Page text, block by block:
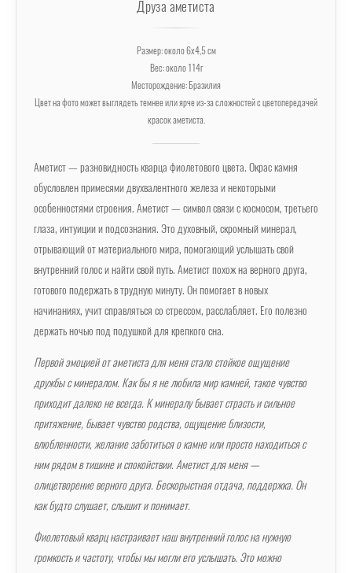
Друза аметиста
Размер: около 6х4,5 см
Вес: около 114г
Месторождение: Бразилия
Цвет на фото может выглядеть темнее или ярче из-за сложностей с цветопередачей
красок аметиста.
Аметист — разновидность кварца фиолетового цвета. Окрас камня
обусловлен примесями двухвалентного железа и некоторыми
особенностями строения. Аметист — символ связи с космосом, третьего
глаза, интуиции и подсознания. Это духовный, скромный минерал,
отрывающий от материального мира, помогающий услышать свой
внутренний голос и найти свой путь. Аметист похож на верного друга,
готового подержать в трудную минуту. Он помогает в новых
начинаниях, учит справляться со стрессом, расслабляет. Его полезно
держать ночью под подушкой для крепкого сна.
Первой эмоцией от аметиста для меня стало стойкое ощущение
дружбы с минералом. Как бы я не любила мир камней, такое чувство
приходит далеко не всегда. К минералу бывает страсть и сильное
притяжение, бывает чувство родства, ощущение близости,
влюбленности, желание заботиться о камне или просто находиться с
ним рядом в тишине и спокойствии. Аметист для меня —
олицетворение верного друга. Бескорыстная отдача, поддержка. Он
как будто слушает, слышит и понимает.
Фиолетовый кварц настраивает наш внутренний голос на нужную
громкость и частоту, чтобы мы могли его услышать. Это можно